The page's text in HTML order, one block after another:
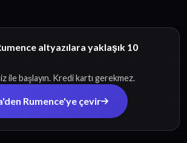
altyazılara yaklaşık 10
ile başlayın. Kredi kartı gerekmez.
Rumence'ye çevir